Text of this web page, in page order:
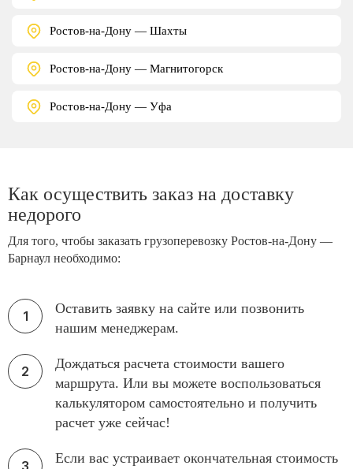
Ростов-на-Дону — Шахты
Ростов-на-Дону — Магнитогорск
Ростов-на-Дону — Уфа
Как осуществить заказ на доставку
недорого
Для того, чтобы заказать грузоперевозку Ростов-на-Дону —
Барнаул необходимо:
Оставить заявку на сайте или позвонить
нашим менеджерам.
Дождаться расчета стоимости вашего
маршрута. Или вы можете воспользоваться
калькулятором самостоятельно и получить
расчет уже сейчас!
Если вас устраивает окончательная стоимость